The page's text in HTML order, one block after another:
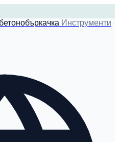
Инструменти